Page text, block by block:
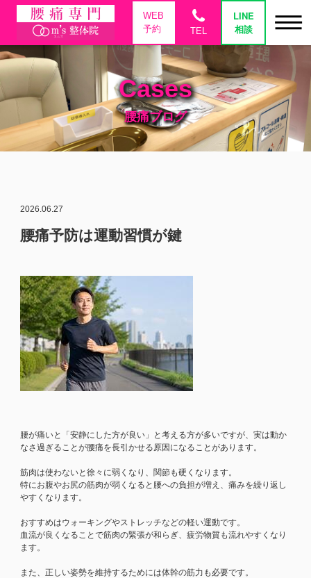
WEB
予約
phone
TEL
LINE
相談
Cases
腰痛ブログ
2026.06.27
腰痛予防は運動習慣が鍵
腰が痛いと「安静にした方が良い」と考える方が多いですが、実は動か
なさ過ぎることが腰痛を長引かせる原因になることがあります。
筋肉は使わないと徐々に弱くなり、関節も硬くなります。
特にお腹やお尻の筋肉が弱くなると腰への負担が増え、痛みを繰り返し
やすくなります。
おすすめはウォーキングやストレッチなどの軽い運動です。
血流が良くなることで筋肉の緊張が和らぎ、疲労物質も流れやすくなり
ます。
また、正しい姿勢を維持するためには体幹の筋力も必要です。